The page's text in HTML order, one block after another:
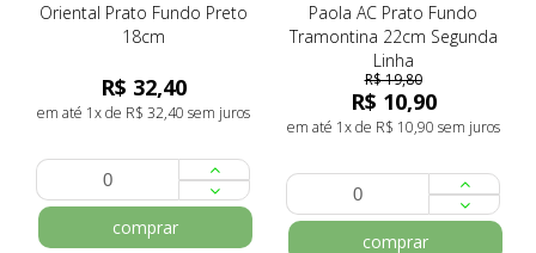
Oriental Prato Fundo Preto
18cm
R$ 32,40
em até 1x de R$ 32,40 sem juros
comprar
Paola AC Prato Fundo
Tramontina 22cm Segunda
Linha
R$ 19,80
R$ 10,90
em até 1x de R$ 10,90 sem juros
comprar